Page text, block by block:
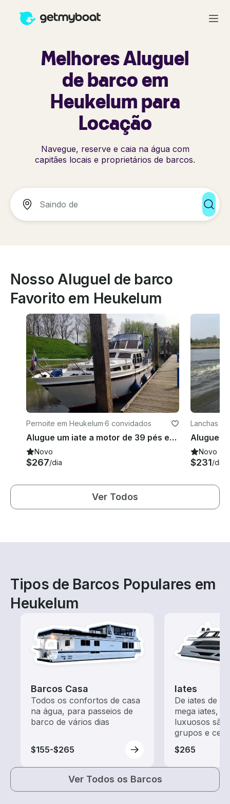
Melhores Aluguel
de barco em
Heukelum para
Locação
Navegue, reserve e caia na água com
capitães locais e proprietários de barcos.
Nosso Aluguel de barco
Favorito em Heukelum
Pernoite em Heukelum·6 convidados
Alugue um iate a motor de 39 pés em Heukelum
Novo
$267/dia
Lanchas
Novo
$231/dia
Ver Todos
Tipos de Barcos Populares em
Heukelum
Barcos Casa
Todos os confortos de casa
na água, para passeios de
barco de vários dias
$155-$265
Iates
De iates de
mega iates,
luxuosos são
grupos e
$265
Ver Todos os Barcos